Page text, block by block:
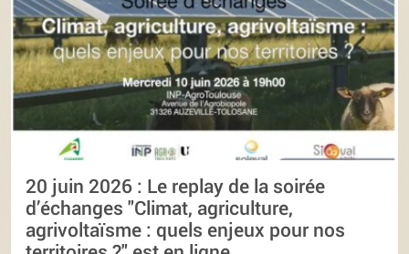
20 juin 2026 : Le replay de la soirée
d’échanges "Climat, agriculture,
agrivoltaïsme : quels enjeux pour nos